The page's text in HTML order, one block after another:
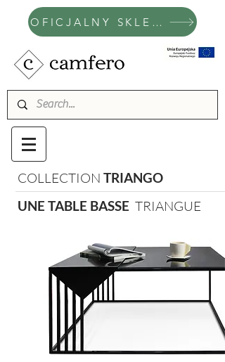
OFICJALNY SKLEP CAMFERO
COLLECTION TRIANGO
UNE TABLE BASSE TRIANGUE